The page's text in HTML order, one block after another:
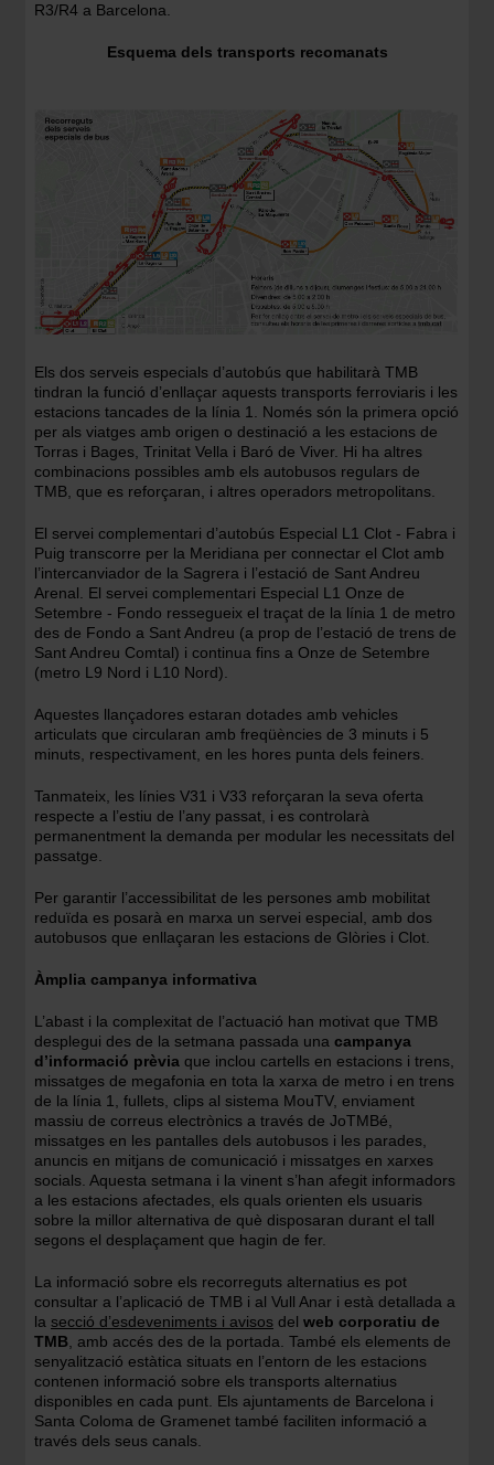
R3/R4 a Barcelona.
Esquema dels transports recomanats
Imatge
Els dos serveis especials d’autobús que habilitarà TMB
tindran la funció d’enllaçar aquests transports ferroviaris i les
estacions tancades de la línia 1. Només són la primera opció
per als viatges amb origen o destinació a les estacions de
Torras i Bages, Trinitat Vella i Baró de Viver. Hi ha altres
combinacions possibles amb els autobusos regulars de
TMB, que es reforçaran, i altres operadors metropolitans.
El servei complementari d’autobús Especial L1 Clot - Fabra i
Puig transcorre per la Meridiana per connectar el Clot amb
l’intercanviador de la Sagrera i l’estació de Sant Andreu
Arenal. El servei complementari Especial L1 Onze de
Setembre - Fondo ressegueix el traçat de la línia 1 de metro
des de Fondo a Sant Andreu (a prop de l’estació de trens de
Sant Andreu Comtal) i continua fins a Onze de Setembre
(metro L9 Nord i L10 Nord).
Aquestes llançadores estaran dotades amb vehicles
articulats que circularan amb freqüències de 3 minuts i 5
minuts, respectivament, en les hores punta dels feiners.
Tanmateix, les línies V31 i V33 reforçaran la seva oferta
respecte a l’estiu de l’any passat, i es controlarà
permanentment la demanda per modular les necessitats del
passatge.
Per garantir l’accessibilitat de les persones amb mobilitat
reduïda es posarà en marxa un servei especial, amb dos
autobusos que enllaçaran les estacions de Glòries i Clot.
Àmplia campanya informativa
L’abast i la complexitat de l’actuació han motivat que TMB
desplegui des de la setmana passada una campanya
d’informació prèvia que inclou cartells en estacions i trens,
missatges de megafonia en tota la xarxa de metro i en trens
de la línia 1, fullets, clips al sistema MouTV, enviament
massiu de correus electrònics a través de JoTMBé,
missatges en les pantalles dels autobusos i les parades,
anuncis en mitjans de comunicació i missatges en xarxes
socials. Aquesta setmana i la vinent s’han afegit informadors
a les estacions afectades, els quals orienten els usuaris
sobre la millor alternativa de què disposaran durant el tall
segons el desplaçament que hagin de fer.
La informació sobre els recorreguts alternatius es pot
consultar a l’aplicació de TMB i al Vull Anar i està detallada a
la secció d’esdeveniments i avisos del web corporatiu de
TMB, amb accés des de la portada. També els elements de
senyalització estàtica situats en l’entorn de les estacions
contenen informació sobre els transports alternatius
disponibles en cada punt. Els ajuntaments de Barcelona i
Santa Coloma de Gramenet també faciliten informació a
través dels seus canals.